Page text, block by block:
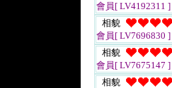
會員[ LV4192311 ]
相貌
會員[ LV7696830 ]
相貌
會員[ LV7675147 ]
相貌